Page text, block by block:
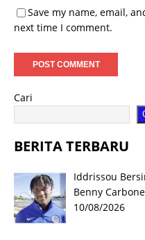
Save my name, email,
next time I comment.
Cari
BERITA TERBARU
Iddrissou
Benny
10/08/2026